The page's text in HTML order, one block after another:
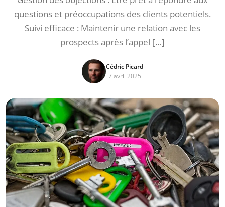
questions et préoccupations des clients potentiels.
Suivi efficace : Maintenir une relation avec les
prospects après l’appel […]
Cédric Picard
7 avril 2025